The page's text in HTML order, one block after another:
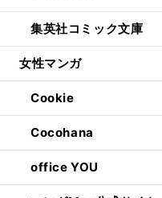
集英社コミック文庫
女性マンガ
Cookie
Cocohana
office YOU